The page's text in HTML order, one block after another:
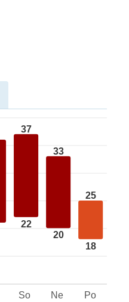
37
22
33
20
25
18
So Ne Po